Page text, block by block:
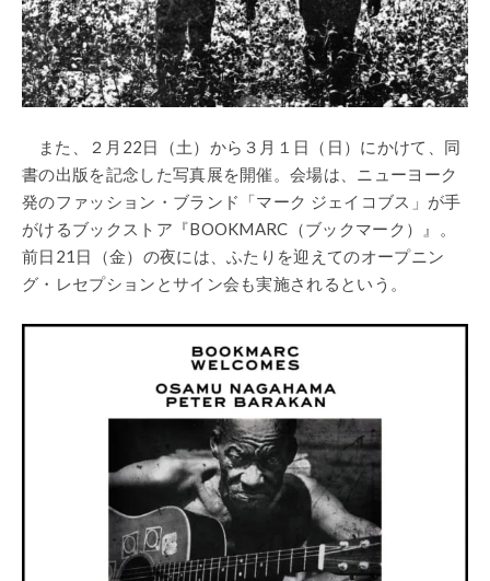
また、２月22日（土）から３月１日（日）にかけて、同
書の出版を記念した写真展を開催。会場は、ニューヨーク
発のファッション・ブランド「マーク ジェイコブス」が手
がけるブックストア『BOOKMARC（ブックマーク）』。
前日21日（金）の夜には、ふたりを迎えてのオープニン
グ・レセプションとサイン会も実施されるという。